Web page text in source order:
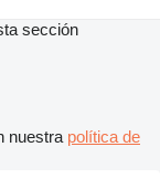
sección
nuestra política de